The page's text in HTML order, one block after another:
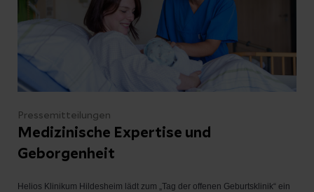
Pressemitteilungen
Medizinische Expertise und
Geborgenheit
Helios Klinikum Hildesheim lädt zum „Tag der offenen Geburtsklinik“ ein